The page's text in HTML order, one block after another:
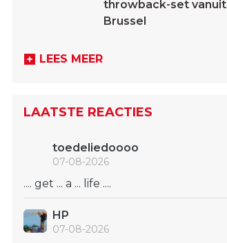
throwback-set vanuit
Brussel
LEES MEER
LAATSTE REACTIES
toedeliedoooo
07-08-2026
.... get ... a ... life ....
HP
07-08-2026